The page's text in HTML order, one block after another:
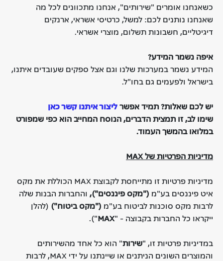
כשאנחנו אומרים "שירותים", אנחנו מתכוונים לכל מה
שאנחנו נותנים לכם: למשל, כרטיסי אשראי, ארנקים
דיגיטליים, חשבונות תשלום, מוצרי אשראי.
איפה נשמר המידע?
המידע נשמר במערכות שלנו וגם אצל ספקים שעובדים איתנו,
בישראל ולפעמים גם בחו"ל.
יש לכם שאלות? תמיד אפשרליצור איתנו קשר כאן
שימו לב, זו תמצית הדברים, הנוסח המחייב הוא כפי שמפורט
במלואו בהמשך העמוד.
מדיניות הפרטיות שלMAX
מדיניות פרטיות זו מתייחסת לקבוצת MAX הכוללת את מקס
איט פיננסים בע"מ ("מקס פיננסים"), והחברות הבנות שלה
לרבות מקס סוכנות לביטוח בע"מ ("מקס ביטוח") (להלן
ייקראו כל החברות בקבוצה - "MAX
").
במדיניות פרטיות זו, "שירות" הוא כל אחד מהשירותים
והמוצרים השונים הניתנים או שיינתנו על ידי MAX, לרבות